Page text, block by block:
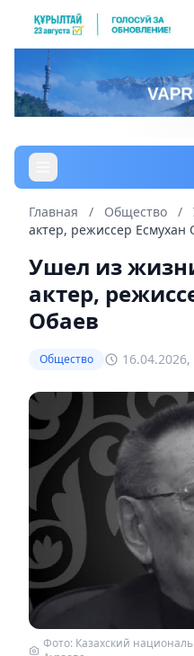
Главная / Общество /
актер, режиссер Есмухан
Ушел из
актер,
Обаев
Общество 16.04.2026,
Фото: Казахский